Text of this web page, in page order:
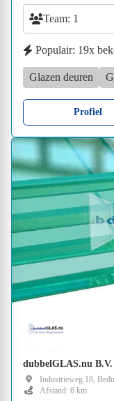
Team: 1
Populair: 19x
Glazen deuren
Profiel
dubbelGLAS.nu B.V.
Industrieweg 18,
Afstand: 6 km